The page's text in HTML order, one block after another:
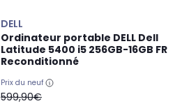
DELL
Ordinateur portable DELL Dell
Latitude 5400 i5 256GB-16GB FR
Reconditionné
Prix du neuf
oldPrice
599,90€